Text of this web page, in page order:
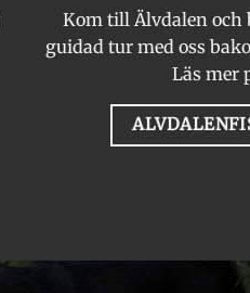
Kom till Älvdalen och
guidad tur med oss
Läs mer